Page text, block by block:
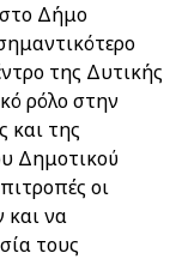
Δήμο
της Δυτικής
ρόλο στην
και της
Δημοτικού
οι
και να
τους